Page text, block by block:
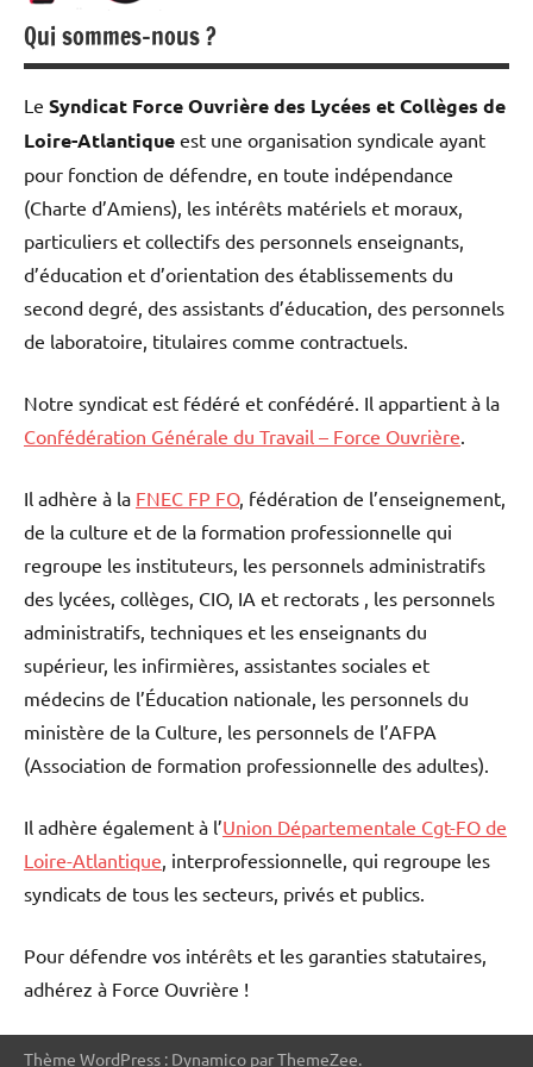
Qui sommes-nous ?
Le Syndicat Force Ouvrière des Lycées et Collèges de
Loire-Atlantique est une organisation syndicale ayant
pour fonction de défendre, en toute indépendance
(Charte d’Amiens), les intérêts matériels et moraux,
particuliers et collectifs des personnels enseignants,
d’éducation et d’orientation des établissements du
second degré, des assistants d’éducation, des personnels
de laboratoire, titulaires comme contractuels.
Notre syndicat est fédéré et confédéré. Il appartient à la
Confédération Générale du Travail – Force Ouvrière
Il adhère à la FNEC FP FO, fédération de l’enseignement,
de la culture et de la formation professionnelle qui
regroupe les instituteurs, les personnels administratifs
des lycées, collèges, CIO, IA et rectorats , les personnels
administratifs, techniques et les enseignants du
supérieur, les infirmières, assistantes sociales et
médecins de l’Éducation nationale, les personnels du
ministère de la Culture, les personnels de l’AFPA
(Association de formation professionnelle des adultes).
Il adhère également à l’Union Départementale Cgt-FO de
Loire-Atlantique , interprofessionnelle, qui regroupe les
syndicats de tous les secteurs, privés et publics.
Pour défendre vos intérêts et les garanties statutaires,
adhérez à Force Ouvrière !
Thème WordPress : Dynamico par ThemeZee.